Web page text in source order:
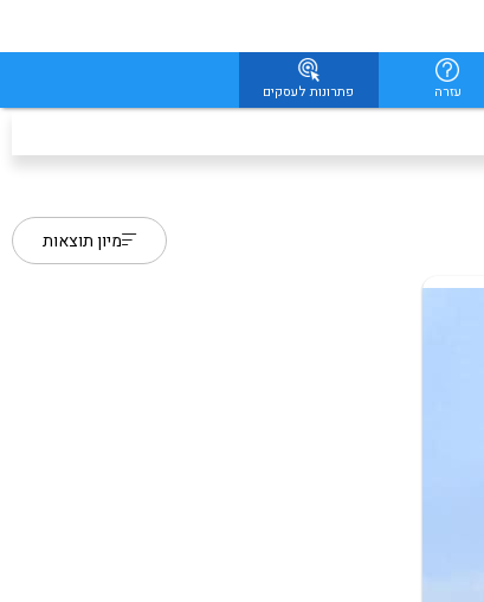
עזרה פתרונות לעסקים
מיון תוצאות